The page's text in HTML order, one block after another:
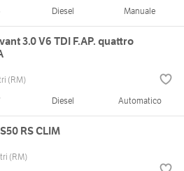
Diesel Manuale
3.0 V6 TDI F.AP. quattro
(RM)
Diesel Automatico
RS CLIM
(RM)